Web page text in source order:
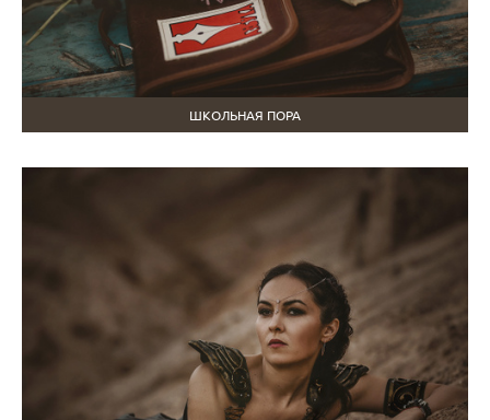
ШКОЛЬНАЯ ПОРА